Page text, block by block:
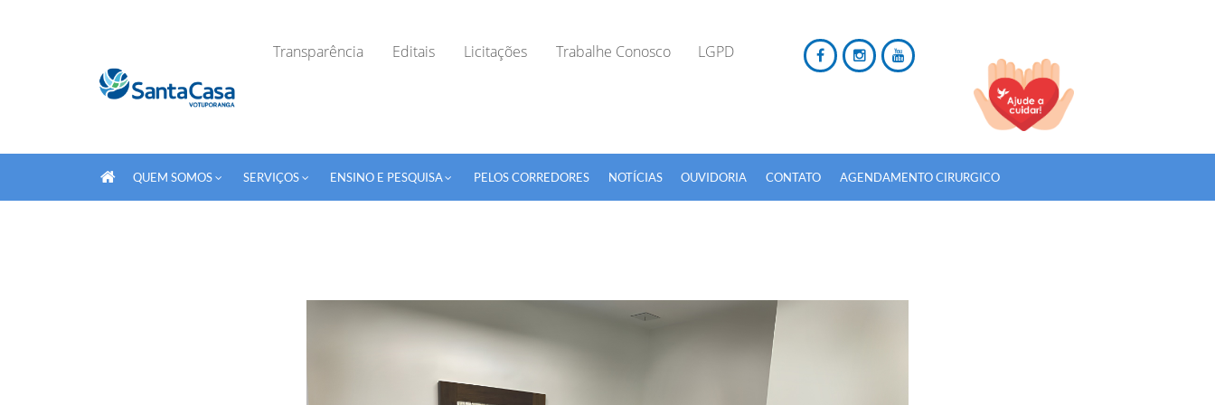
Transparência Editais Licitações Trabalhe Conosco LGPD
TODOS OS CAMPOS SÃO OBRIGATÓRIOS.
QUEM SOMOS SERVIÇOS ENSINO E PESQUISA PELOS CORREDORES NOTÍCIAS OUVIDORIA CONTATO AGENDAMENTO CIRURGICO